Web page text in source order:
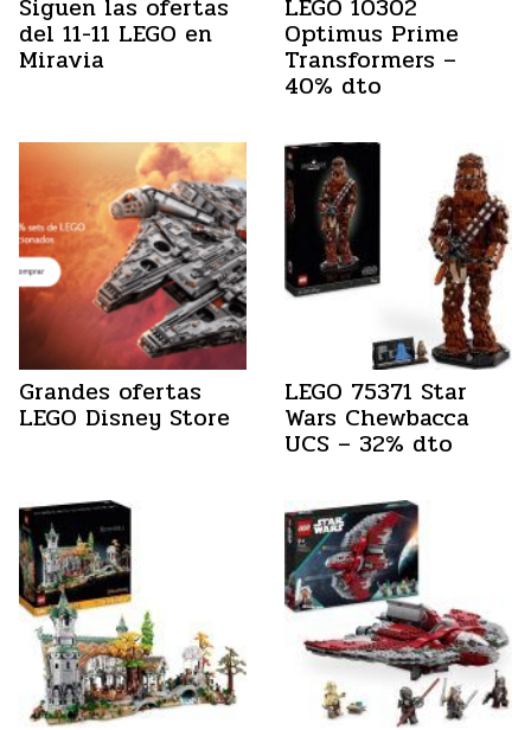
Siguen las ofertas
del 11-11 LEGO en
Miravia
LEGO 10302
Optimus Prime
Transformers –
40% dto
Grandes ofertas
LEGO Disney Store
LEGO 75371 Star
Wars Chewbacca
UCS – 32% dto